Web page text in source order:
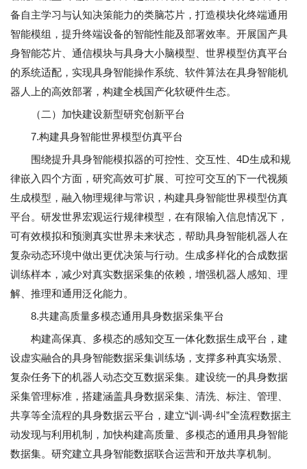
备自主学习与认知决策能力的类脑芯片，打造模块化终端通用
智能模组，提升终端设备的智能性能及部署效率。开展国产具
身智能芯片、通信模块与具身大小脑模型、世界模型仿真平台
的系统适配，实现具身智能操作系统、软件算法在具身智能机
器人上的高效部署，构建全栈国产化软硬件生态。
（二）加快建设新型研究创新平台
7.构建具身智能世界模型仿真平台
围绕提升具身智能模拟器的可控性、交互性、4D生成和规
律嵌入四个方面，研究高效可扩展、可控可交互的下一代视频
生成模型，融入物理规律与常识，构建具身智能世界模型仿真
平台。研发世界宏观运行规律模型，在有限输入信息情况下，
可有效模拟和预测真实世界未来状态，帮助具身智能机器人在
复杂动态环境中做出更优决策与行动。生成多样化的合成数据
训练样本，减少对真实数据采集的依赖，增强机器人感知、理
解、推理和通用泛化能力。
8.共建高质量多模态通用具身数据采集平台
构建高保真、多模态的感知交互一体化数据生成平台，建
设虚实融合的具身智能数据采集训练场，支撑多种真实场景、
复杂任务下的机器人动态交互数据采集。建设统一的具身数据
采集管理标准，搭建涵盖具身数据采集、清洗、标注、管理、
共享等全流程的具身数据云平台，建立“训-调-纠”全流程数据主
动发现与利用机制，加快构建高质量、多模态的通用具身智能
数据集。研究建立具身智能数据联合运营和开放共享机制。